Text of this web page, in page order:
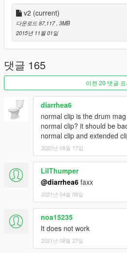
v2 (current)
다운로드 87,117 , 3MB
2015년 11월 01일
댓글 165
이전 20 댓글 표
diarrhea6
normal clip is the drum
normal clip? it should be
normal clip and extended
2020년 08월 17일
LilThumper
@diarrhea6 faxx
2021년 04월 08일
noa15235
It does not work
2021년 08월 27일